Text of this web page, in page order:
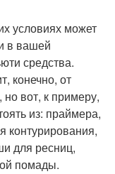
условиях может
в вашей
средства.
конечно, от
вот, к примеру,
из: праймера,
контурирования,
для ресниц,
помады.